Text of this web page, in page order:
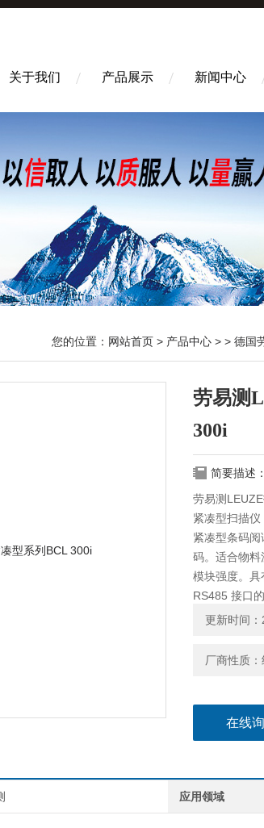
关于我们 产品展示 新闻中心
您的位置： 网站首页 > 产品中心 > > 德国
劳易测
300i
简要描述：
劳易测
紧凑型扫描仪
紧凑型条码
码。适合物料
模块强度。
RS485 接口
试。
更新时间
厂商性质
在线
应用领域